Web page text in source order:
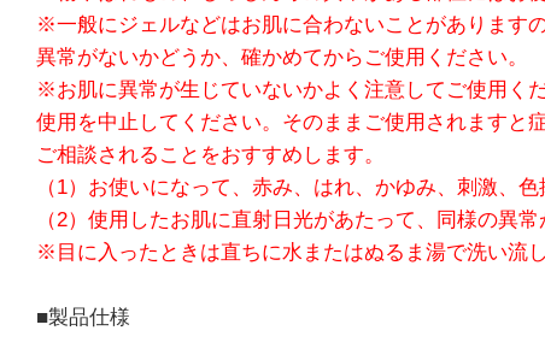
※一般にジェルなどはお肌に合わないことがあります
異常がないかどうか、確かめてからご使用ください。
※お肌に異常が生じていないかよく注意してご使用く
使用を中止してください。そのままご使用されますと
ご相談されることをおすすめします。
（1）お使いになって、赤み、はれ、かゆみ、刺激、
（2）使用したお肌に直射日光があたって、同様の異
※目に入ったときは直ちに水またはぬるま湯で洗い流し
■製品仕様